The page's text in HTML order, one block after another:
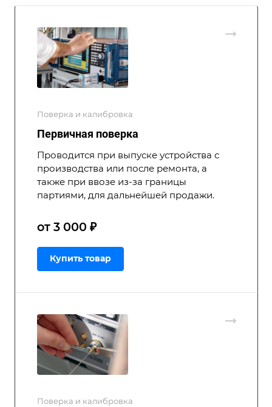
Поверка и калибровка
Первичная поверка
Проводится при выпуске устройства с
производства или после ремонта, а
также при ввозе из-за границы
партиями, для дальнейшей продажи.
от 3 000 ₽
Купить товар
Поверка и калибровка